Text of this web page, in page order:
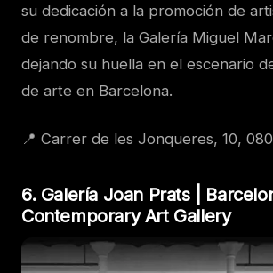
su dedicación a la promoción de
de renombre, la Galería Miguel
dejando su huella en el escenario
de arte en Barcelona.
📍 Carrer de les Jonqueres, 10,
6. Galería Joan Prats |
Contemporary Art Gallery